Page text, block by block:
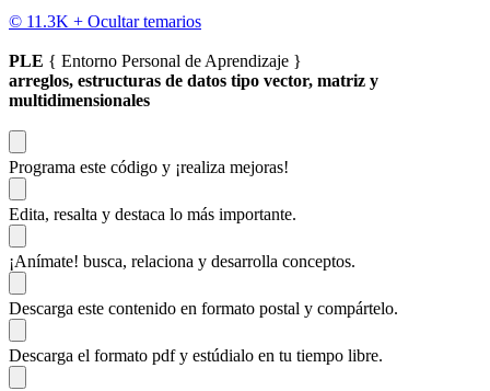
© 11.3K + Ocultar temarios
PLE { Entorno Personal de Aprendizaje }
arreglos, estructuras de datos tipo vector, matriz y
multidimensionales
Programa este código y ¡realiza mejoras!
Edita, resalta y destaca lo más importante.
¡Anímate! busca, relaciona y desarrolla conceptos.
Descarga este contenido en formato postal y compártelo.
Descarga el formato pdf y estúdialo en tu tiempo libre.